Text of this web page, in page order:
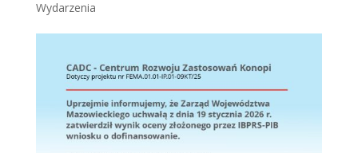
Wydarzenia